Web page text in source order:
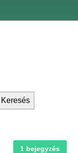
Keresés
1 bejegyzés